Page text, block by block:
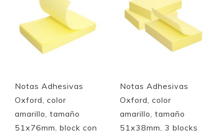
Quickview Quickview
Notas Adhesivas
Oxford, color
amarillo, tamaño
51x76mm, block con
Notas Adhesivas
Oxford, color
amarillo, tamaño
51x38mm, 3 blocks